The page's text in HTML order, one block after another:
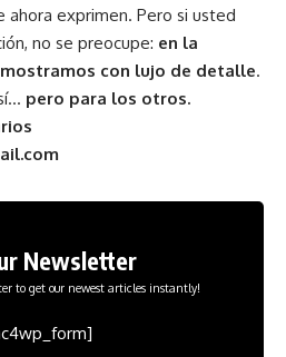
ahora exprimen. Pero si usted
no se preocupe: en la
con lujo de detalle.
pero para los otros.
Newsletter
to get our newest articles instantly!